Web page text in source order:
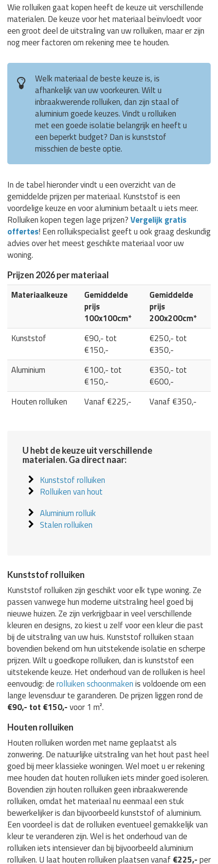
Wie rolluiken gaat kopen heeft de keuze uit verschillende
materialen. De keuze voor het materiaal beïnvloedt voor
een groot deel de uitstraling van uw rolluiken, maar er zijn
nog meer factoren om rekening mee te houden.
Welk materiaal de beste keuze is, is
afhankelijk van uw voorkeuren. Wilt u
inbraakwerende rolluiken, dan zijn staal of
aluminium goede keuzes. Vindt u rolluiken
met een goede isolatie belangrijk en heeft u
een beperkt budget? Dan is kunststof
misschien de beste optie.
In de tabel hieronder vindt u een overzicht van de
gemiddelde prijzen per materiaal. Kunststof is een
voordelige keuze en voor aluminium betaalt u iets meer.
Rolluiken kopen tegen lage prijzen?Vergelijk gratis
offertes! Een rolluikspecialist geeft u ook graag deskundig
advies over het meest geschikte materiaal voor uw
woning.
Prijzen 2026 per materiaal
Materiaalkeuze
Gemiddelde
prijs
100x100cm*
Gemiddelde
prijs
200x200cm*
Kunststof
€90,- tot
€150,-
€250,- tot
€350,-
Aluminium
€100,- tot
€150,-
€350,- tot
€600,-
Houten rolluiken
Vanaf €225,- Vanaf €350,-
U hebt de keuze uit verschillende
materialen. Ga direct naar:
Kunststof rolluiken
Rolluiken van hout
Aluminium rolluik
Stalen rolluiken
Kunststof rolluiken
Kunststof rolluiken zijn geschikt voor elk type woning. Ze
passen vanwege hun moderne uitstraling heel goed bij
nieuwe huizen. Ze zijn verkrijgbaar in veel verschillende
kleuren en designs, zo kiest u zelf voor een kleur die past
bij de uitstraling van uw huis. Kunststof rolluiken staan
bovendien bekend om hun uitstekende isolatie en scherpe
prijzen. Wilt u goedkope rolluiken, dan is kunststof een
uitstekende keuze. Het onderhoud van de rolluiken is heel
eenvoudig: derolluiken schoonmakenis voldoende om een
lange levensduur te garanderen. De prijzen liggen rond de
€90,- tot €150,-voor 1 m².
Houten rolluiken
Houten rolluiken worden met name geplaatst als
zonwering. De natuurlijke uitstraling van het hout past heel
goed bij meer klassieke woningen. Wel moet u er rekening
mee houden dat houten rolluiken iets minder goed isoleren.
Bovendien zijn houten rolluiken geen inbraakwerende
rolluiken, omdat het materiaal nu eenmaal een stuk
bewerkelijker is dan bijvoorbeeld kunststof of aluminium.
Een voordeel is dat de rolluiken eventueel gemakkelijk van
kleur te veranderen zijn. Wel is het onderhoud van de
rolluiken iets intensiever dan bij bijvoorbeeld aluminium
rolluiken. U laat houten rolluiken plaatsen vanaf €225,-per